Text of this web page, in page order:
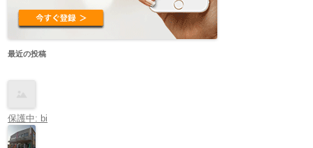
最近の投稿
保護中: bi